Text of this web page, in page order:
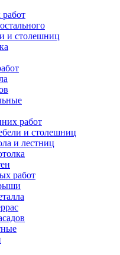
и столешниц
работ
и столешниц
и лестниц
работ